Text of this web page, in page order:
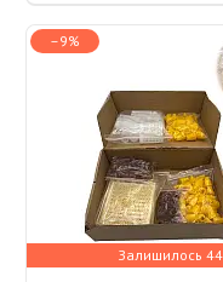
–9%
Залишилось 44